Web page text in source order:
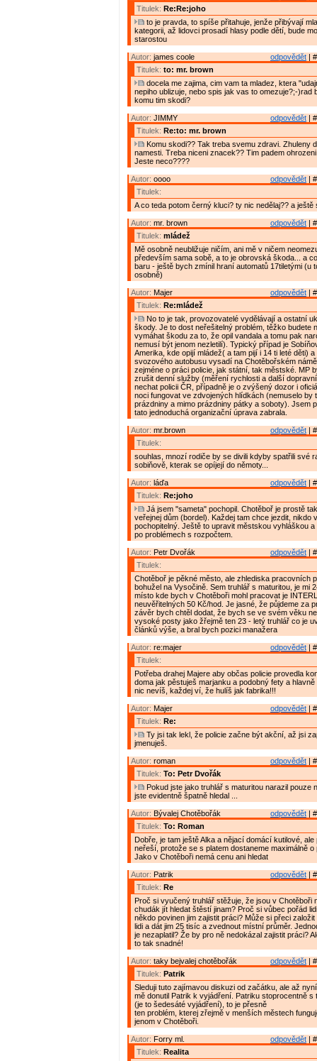
Titulek: Re:Re:joho
to je pravda, to spíše přitahuje, jenže přibývají
kategorii, až lidovci prosadí hlasy podle dětí, bude
starostou
odpovědět |
Autor: james coole
Titulek: to: mr. brown
docela me zajima, cim vam ta mladez, ktera
nepiho ublizuje, nebo spis jak vas to omezuje?;-)rad
komu tim skodi?
odpovědět |
Autor: JIMMY
Titulek: Re:to: mr. brown
Komu skodi?? Tak treba svemu zdravi. Zhuleny
namesti. Treba niceni znacek?? Tim padem
Jeste neco????
odpovědět |
Autor: oooo
Titulek:
A co teda potom černý kluci? ty nic nedělaj?? a ještě
odpovědět |
Autor: mr. brown
Titulek: mládež
Mě osobně neubližuje ničím, ani mě v ničem
především sama sobě, a to je obrovská škoda... a
baru - ještě bych zmínil hraní automatů 17tiletými (u
osobně)
odpovědět |
Autor: Majer
Titulek: Re:mládež
No to je tak, provozovatelé vydělávají a ostatní
škody. Je to dost neřešitelný problém, těžko budete
vymáhat škodu za to, že opil vandala a tomu pak
nemusí být jenom nezletilí). Typický případ je
Amerika, kde opijí mládež( a tam pijí i 14 ti leté děti)
svozového autobusu vysadí na Chotěbořském
zejméne o práci policie, jak státní, tak městské. MP
zrušit denní služby (měření rychlosti a další
nechat policii ČR, případně je o zvýšený dozor i
noci fungovat ve zdvojených hlídkách (nemuselo by
prázdniny a mimo prázdniny pátky a soboty). Jsem
tato jednoduchá organizační úprava zabrala.
odpovědět |
Autor: mr.brown
Titulek:
souhlas, mnozí rodiče by se divili kdyby spatřili své
sobiňově, kterak se opíjejí do němoty...
odpovědět |
Autor: láďa
Titulek: Re:joho
Já jsem "sameta" pochopil. Chotěboř je prostě
veřejnej dům (bordel). Každej tam chce jezdit, nikdo
pochopitelný. Ještě to upravit městskou vyhláškou a
po problémech s rozpočtem.
odpovědět |
Autor: Petr Dvořák
Titulek:
Chotěboř je pěkné město, ale zhlediska pracovních
bohužel na Vysočině. Sem truhlář s maturitou, je mi
místo kde bych v Chotěboři mohl pracovat je
neuvěřitelných 50 Kč/hod. Je jasné, že půjdeme za
závěr bych chtěl dodat, že bych se ve svém věku
vysoké posty jako žřejmě ten 23 - letý truhlář co je
článků výše, a bral bych pozici manažera
odpovědět |
Autor: re:majer
Titulek:
Potřeba drahej Majere aby občas policie provedla
doma jak pěstuješ marjanku a podobný fety a hlavně
nic nevíš, každej ví, že hulíš jak fabrika!!!
odpovědět |
Autor: Majer
Titulek: Re:
Ty jsi tak lekl, že policie začne být akční, až jsi
jmenuješ.
odpovědět |
Autor: roman
Titulek: To: Petr Dvořák
Pokud jste jako truhlář s maturitou narazil pouze
jste evidentně špatně hledal ...
odpovědět |
Autor: Bývalej Chotěbořák
Titulek: To: Roman
Dobře, je tam ještě Alka a nějací domácí kutilové, ale
neřeší, protože se s platem dostaneme maximálně
Jako v Chotěboři nemá cenu ani hledat
odpovědět |
Autor: Patrik
Titulek: Re
Proč si vyučený truhlář stěžuje, že jsou v Chotěboři
chudák jít hledat štěstí jinam? Proč si vůbec pořád
někdo povinen jim zajistit práci? Může si přeci
lidi a dát jim 25 tisíc a zvednout místní průměr.
je nezaplatil? Že by pro ně nedokázal zajistit práci?
to tak snadné!
odpovědět |
Autor: taky bejvalej chotěbořák
Titulek: Patrik
Sleduji tuto zajímavou diskuzi od začátku, ale až nyní
mě donutil Patrik k vyjádření. Patriku stoprocentně s
(je to šedesáté vyjádření), to je přesně
ten problém, kterej zřejmě v menších městech
jenom v Chotěboři.
odpovědět |
Autor: Forry ml.
Titulek: Realita